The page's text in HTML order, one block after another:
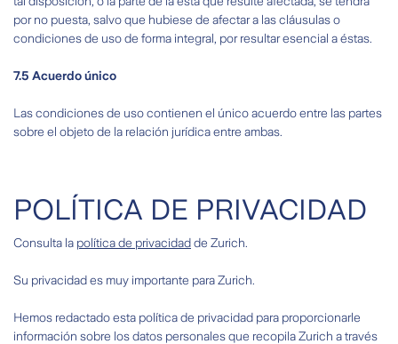
por no puesta, salvo que hubiese de afectar a las cláusulas o
condiciones de uso de forma integral, por resultar esencial a éstas.
7.5 Acuerdo único
Las condiciones de uso contienen el único acuerdo entre las partes
sobre el objeto de la relación jurídica entre ambas.
POLÍTICA DE PRIVACIDAD
Consulta la política de privacidadde Zurich.
Su privacidad es muy importante para Zurich.
Hemos redactado esta política de privacidad para proporcionarle
información sobre los datos personales que recopila Zurich a través